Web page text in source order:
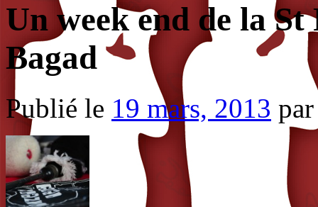
Un week end de la
Bagad
Publié le 19 mars, 2013 par